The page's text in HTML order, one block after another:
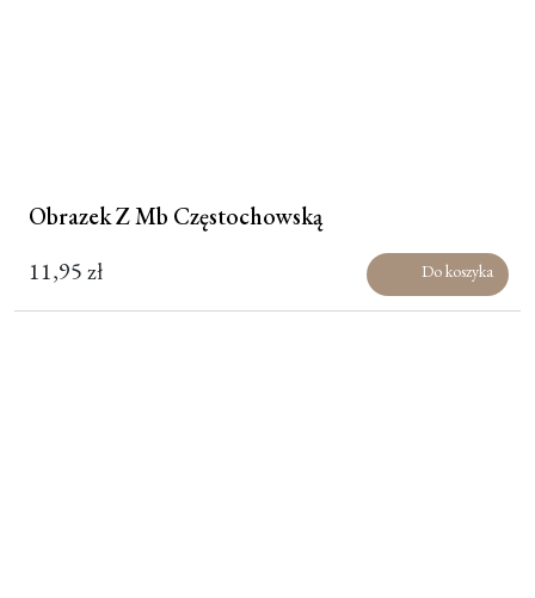
Obrazek Z Mb Częstochowską
11,95zł Do koszyka